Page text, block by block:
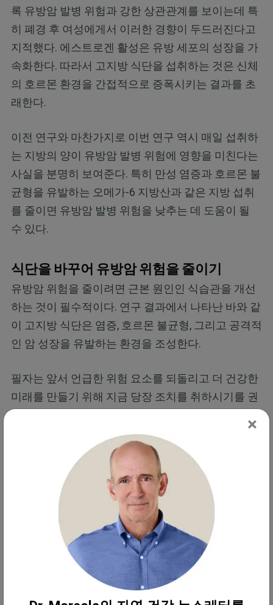
록 유방암 발병 위험과 강한 상관관계를 보이는데 특
히 폐경 후 여성에게서 이러한 경향이 두드러진다고
지적했다. 에스트로겐 활성은 유방 세포의 성장을 가
속화한다. 따라서 고지방 식단을 섭취하는 것은 신체
의 호르몬 환경을 간접적으로 증폭시키는 결과를 초
래한다.
이전 연구와 마찬가지로 이번 연구 역시 매일 섭취하
는 지방의 양이 유방암 발병 위험에 영향을 미친다는
사실을 분명히 보여준다. 특히 만성 염증과 호르몬 불
균형을 유발하는 오메가-6 지방산과 같은 지방 섭취
를 줄이면 유방암 발병 위험을 낮추는 데 도움이 될
수 있다.
식단을 바꾸어 유방암 위험을 줄이기
유방암 위험을 줄이려면 근본 원인인 식습관을 개선
하는 것이 필수적이다. 연구 결과에서 나타난 바와 같
이 고지방 식단은 염증, 호르몬 불균형, 그리고 공격적
인 암 성장을 유발하는 환경을 조성한다.
필자는 앞서 언급한 위험 요소를 되돌리고 더 건강한
미래를 만들기 위해 지금 당장 조치를 취하시기를 권
장한다. 올바른 길로 이끌어줄 다섯 가지 전략을 소개
1. 리놀레산 섭취 줄이기 —
리놀레산(linoleic acid,
LA)은 식물성 기름과 가공식품에 흔히 함유된 유해한
지방의 일종으로 암 성장을 촉진하는 염증을 유발한
다. 식품 라벨을 꼼꼼히 확인하고 대두유, 옥수수기름,
해바라기유, 홍화씨유가 함유된 식품과 초가공식품
을 피해야 한다.
대신 목초사육 버터나 기버터, 또는 우지처럼 염증을
×